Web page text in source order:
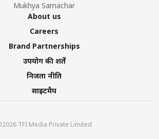
Mukhya Samachar
About us
Careers
Brand Partnerships
उपयोग की शर्तें
निजता नीति
साइटमैप
TFI Media Private Limited